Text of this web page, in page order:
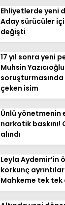
Ehliyetlerde yeni
Aday sürücüler
değişti
17 yıl sonra yeni
Muhsin Yazıcıoğlu
çeken isim
Ünlü yönetmenin
narkotik baskını!
alındı
Leyla Aydemir’in
korkunç
Mahkeme tek tek